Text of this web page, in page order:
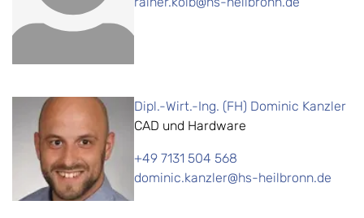
Dipl.-Wirt.-Ing. (FH) Dominic Kanzler
CAD und Hardware
+49 7131 504 568
dominic.kanzler@hs-heilbronn.de